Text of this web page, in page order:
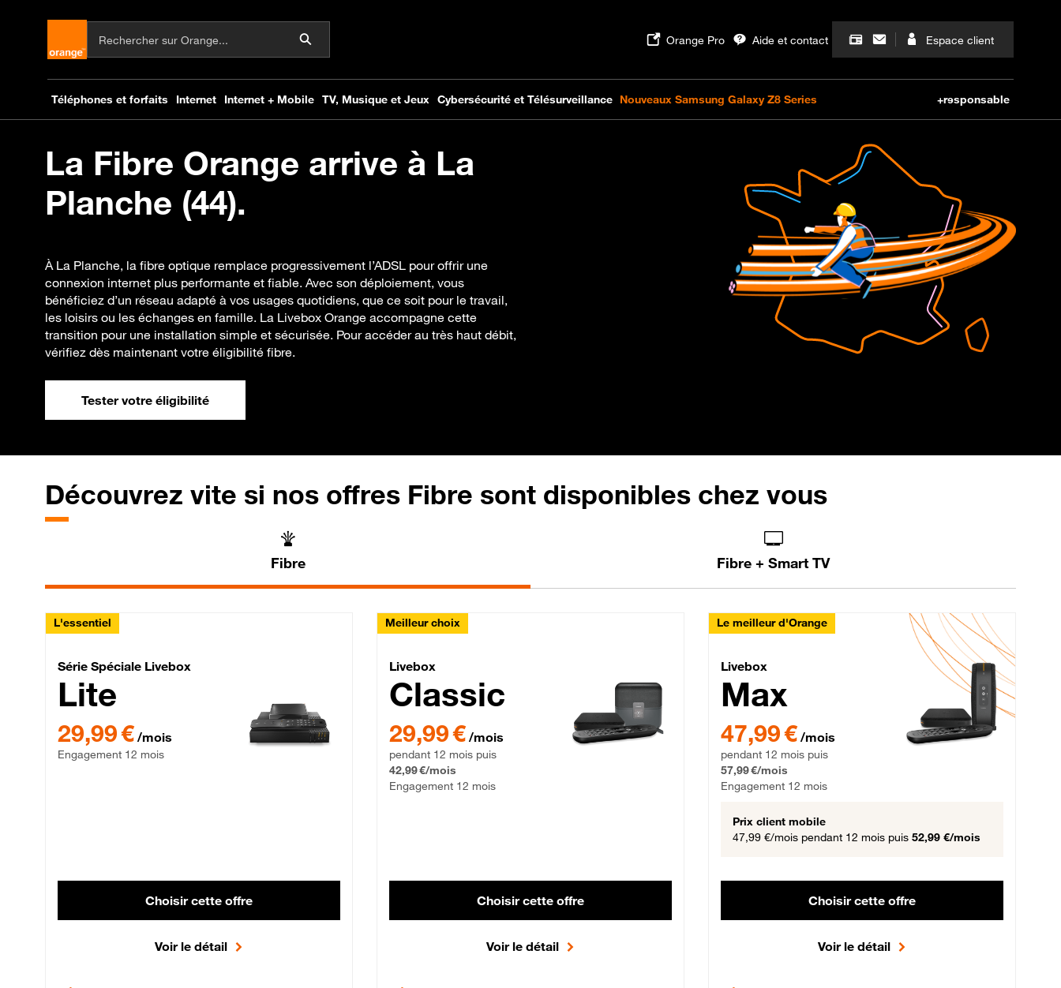
La Fibre Orange arrive à La
Planche (44).
À La Planche, la fibre optique remplace progressivement l’ADSL pour offrir une
connexion internet plus performante et fiable. Avec son déploiement, vous
bénéficiez d’un réseau adapté à vos usages quotidiens, que ce soit pour le travail,
les loisirs ou les échanges en famille. La Livebox Orange accompagne cette
transition pour une installation simple et sécurisée. Pour accéder au très haut débit,
vérifiez dès maintenant votre éligibilité fibre.
Tester votre éligibilité
Découvrez vite si nos offres Fibre sont disponibles chez vous
Fibre Fibre + Smart TV
L'essentiel
Série Spéciale Livebox Lite Fibre
Série Spéciale Livebox
Lite
29,99 € par mois , Engagement 12 mois
29,99 € /mois
Engagement 12 mois
Choisir cette offre
Voir le détail
Meilleur choix
Livebox Classic Fibre
Livebox
Classic
29,99 € par mois pendant 12 mois puis 42,99 € par mois, Engagement 12 mois
29,99 € /mois
pendant 12 mois puis
42,99 €/mois
Engagement 12 mois
Choisir cette offre
Voir le détail
Le meilleur d'Orange
Livebox Max Fibre
Livebox
Max
47,99 € par mois pendant 12 mois puis 57,99 € par mois,
47,99 € /mois
pendant 12 mois puis
57,99 €/mois
Engagement 12 mois
Prix client mobile
47,99 €/mois pendant 12 mois puis 52,99 €/mois
Choisir cette offre
Voir le détail